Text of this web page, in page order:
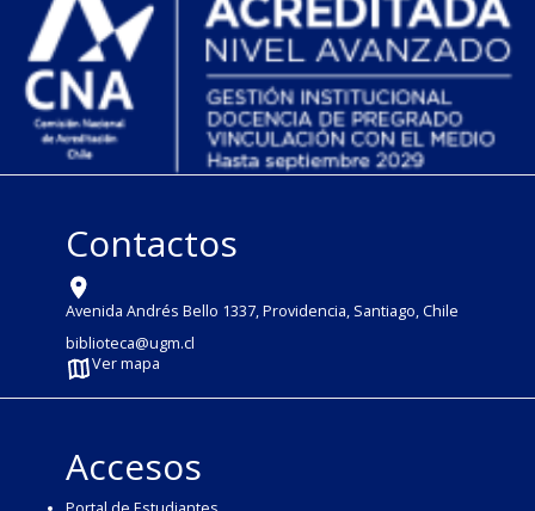
Contactos
Avenida Andrés Bello 1337, Providencia, Santiago, Chile
biblioteca@ugm.cl
Ver mapa
Accesos